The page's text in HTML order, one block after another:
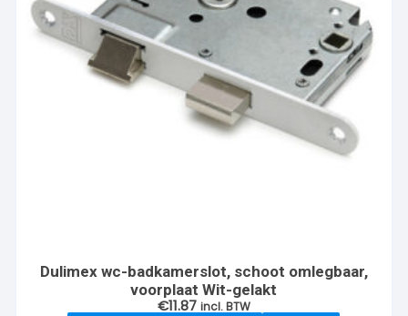
Dulimex wc-badkamerslot, schoot omlegbaar,
voorplaat Wit-gelakt
€11.87 incl. BTW